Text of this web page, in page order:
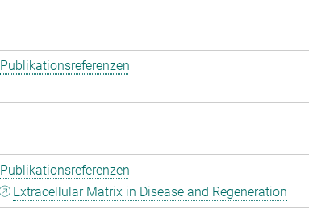
Publikationsreferenzen
Publikationsreferenzen
Extracellular Matrix in Disease and Regeneration